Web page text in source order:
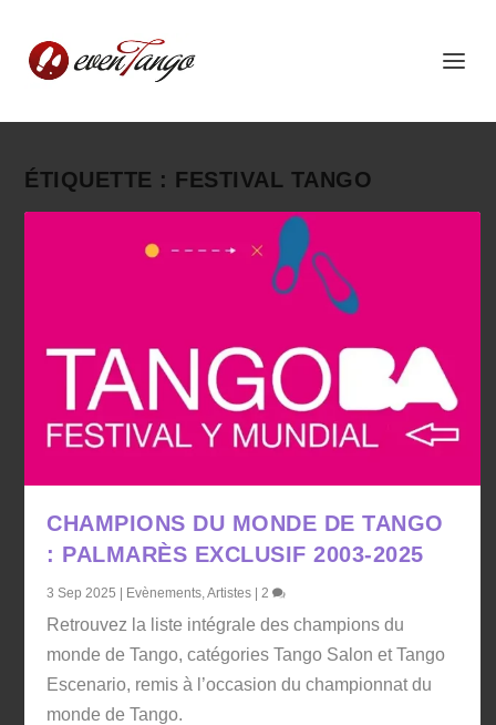
ÉTIQUETTE : FESTIVAL TANGO
CHAMPIONS DU MONDE DE TANGO
: PALMARÈS EXCLUSIF 2003-2025
3 Sep 2025 | Evènements ,Artistes | 2
Retrouvez la liste intégrale des champions du
monde de Tango, catégories Tango Salon et Tango
Escenario, remis à l’occasion du championnat du
monde de Tango.